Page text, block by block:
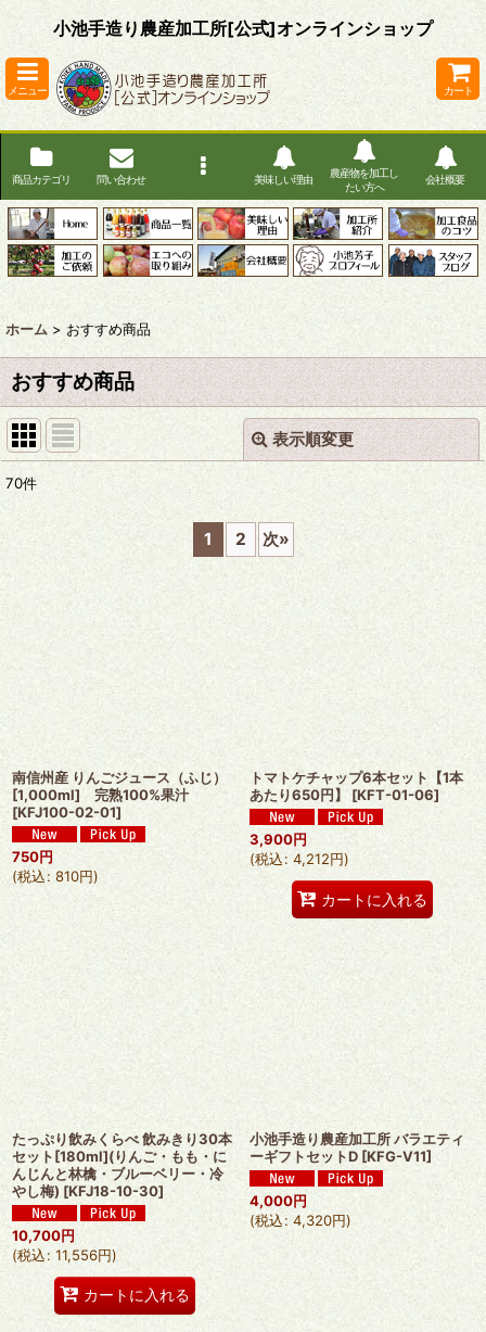
小池手造り農産加工所[公式]オンラインショップ
メニュー カート
商品カテゴリ 問い合わせ 美味しい理由
農産物を加工し
たい方へ
会社概要
ホーム > おすすめ商品
おすすめ商品
表示順変更
表示数
並び順
絞り込む
閉じる
70件
1 2 次»
南信州産 りんごジュース（ふじ）
[1,000ml] 完熟100%果汁
[KFJ100-02-01]
750円
(税込: 810円)
トマトケチャップ6本セット【1本
あたり650円】 [KFT-01-06]
3,900円
(税込: 4,212円)
カートに入れる
たっぷり飲みくらべ 飲みきり30本
セット[180ml](りんご・もも・に
んじんと林檎・ブルーベリー・冷
やし梅) [KFJ18-10-30]
10,700円
(税込: 11,556円)
カートに入れる
小池手造り農産加工所 バラエティ
ーギフトセットD [KFG-V11]
4,000円
(税込: 4,320円)